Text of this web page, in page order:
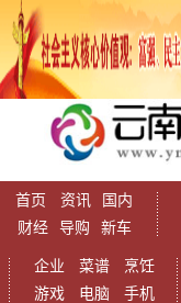
首页 资讯
国内
财经
导购 新车
企业 菜谱
烹饪
游戏
电脑 手机